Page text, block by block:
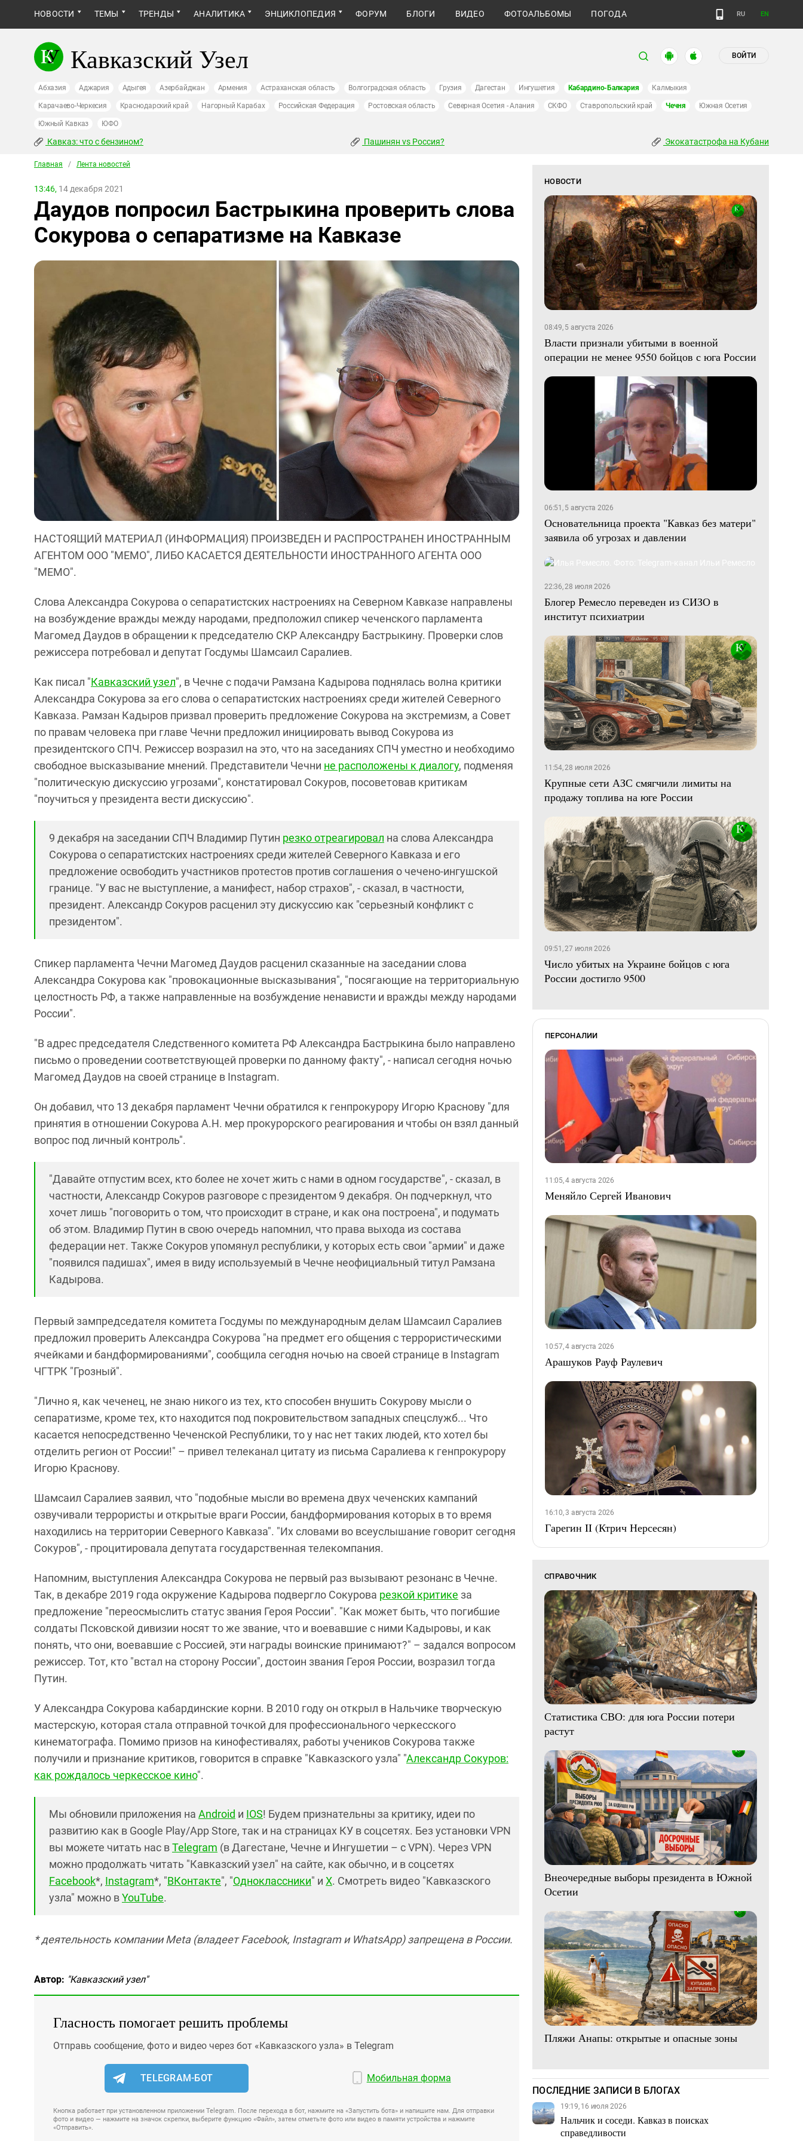
НОВОСТИ ТЕМЫ ТРЕНДЫ АНАЛИТИКА ЭНЦИКЛОПЕДИЯ ФОРУМ БЛОГИ ВИДЕО ФОТОАЛЬБОМЫ ПОГОДА RU EN
Кавказский Узел ВОЙТИ
Абхазия Аджария Адыгея Азербайджан Армения Астраханская область Волгоградская область Грузия Дагестан Ингушетия Кабардино-Балкария Калмыкия
Карачаево-Черкесия Краснодарский край Нагорный Карабах Российская Федерация Ростовская область Северная Осетия - Алания СКФО Ставропольский край Чечня Южная Осетия
Южный Кавказ ЮФО
Кавказ: что с бензином? Пашинян vs Россия? Экокатастрофа на Кубани
Главная / Лента новостей
13:46, 14 декабря 2021
Даудов попросил Бастрыкина проверить слова
Сокурова о сепаратизме на Кавказе
НАСТОЯЩИЙ МАТЕРИАЛ (ИНФОРМАЦИЯ) ПРОИЗВЕДЕН И РАСПРОСТРАНЕН ИНОСТРАННЫМ
АГЕНТОМ ООО "МЕМО", ЛИБО КАСАЕТСЯ ДЕЯТЕЛЬНОСТИ ИНОСТРАННОГО АГЕНТА ООО
"МЕМО".
Слова Александра Сокурова о сепаратистских настроениях на Северном Кавказе направлены
на возбуждение вражды между народами, предположил спикер чеченского парламента
Магомед Даудов в обращении к председателю СКР Александру Бастрыкину. Проверки слов
режиссера потребовал и депутат Госдумы Шамсаил Саралиев.
Как писал "Кавказский узел", в Чечне с подачи Рамзана Кадырова поднялась волна критики
Александра Сокурова за его слова о сепаратистских настроениях среди жителей Северного
Кавказа. Рамзан Кадыров призвал проверить предложение Сокурова на экстремизм, а Совет
по правам человека при главе Чечни предложил инициировать вывод Сокурова из
президентского СПЧ. Режиссер возразил на это, что на заседаниях СПЧ уместно и необходимо
свободное высказывание мнений. Представители Чечни не расположены к диалогу, подменяя
"политическую дискуссию угрозами", констатировал Сокуров, посоветовав критикам
"поучиться у президента вести дискуссию".
9 декабря на заседании СПЧ Владимир Путин резко отреагировал на слова Александра
Сокурова о сепаратистских настроениях среди жителей Северного Кавказа и его
предложение освободить участников протестов против соглашения о чечено-ингушской
границе. "У вас не выступление, а манифест, набор страхов", - сказал, в частности,
президент. Александр Сокуров расценил эту дискуссию как "серьезный конфликт с
президентом".
Спикер парламента Чечни Магомед Даудов расценил сказанные на заседании слова
Александра Сокурова как "провокационные высказывания", "посягающие на территориальную
целостность РФ, а также направленные на возбуждение ненависти и вражды между народами
России".
"В адрес председателя Следственного комитета РФ Александра Бастрыкина было направлено
письмо о проведении соответствующей проверки по данному факту", - написал сегодня ночью
Магомед Даудов на своей странице в Instagram.
Он добавил, что 13 декабря парламент Чечни обратился к генпрокурору Игорю Краснову "для
принятия в отношении Сокурова А.Н. мер прокурорского реагирования и чтобы он взял данный
вопрос под личный контроль".
"Давайте отпустим всех, кто более не хочет жить с нами в одном государстве", - сказал, в
частности, Александр Сокуров разговоре с президентом 9 декабря. Он подчеркнул, что
хочет лишь "поговорить о том, что происходит в стране, и как она построена", и подумать
об этом. Владимир Путин в свою очередь напомнил, что права выхода из состава
федерации нет. Также Сокуров упомянул республики, у которых есть свои "армии" и даже
"появился падишах", имея в виду используемый в Чечне неофициальный титул Рамзана
Кадырова.
Первый зампредседателя комитета Госдумы по международным делам Шамсаил Саралиев
предложил проверить Александра Сокурова "на предмет его общения с террористическими
ячейками и бандформированиями", сообщила сегодня ночью на своей странице в Instagram
ЧГТРК "Грозный".
"Лично я, как чеченец, не знаю никого из тех, кто способен внушить Сокурову мысли о
сепаратизме, кроме тех, кто находится под покровительством западных спецслужб... Что
касается непосредственно Чеченской Республики, то у нас нет таких людей, кто хотел бы
отделить регион от России!" – привел телеканал цитату из письма Саралиева к генпрокурору
Игорю Краснову.
Шамсаил Саралиев заявил, что "подобные мысли во времена двух чеченских кампаний
озвучивали террористы и открытые враги России, бандформирования которых в то время
находились на территории Северного Кавказа". "Их словами во всеуслышание говорит сегодня
Сокуров", - процитировала депутата государственная телекомпания.
Напомним, выступления Александра Сокурова не первый раз вызывают резонанс в Чечне.
Так, в декабре 2019 года окружение Кадырова подвергло Сокурова резкой критике за
предложение "переосмыслить статус звания Героя России". "Как может быть, что погибшие
солдаты Псковской дивизии носят то же звание, что и воевавшие с ними Кадыровы, и как
понять, что они, воевавшие с Россией, эти награды воинские принимают?" – задался вопросом
режиссер. Тот, кто "встал на сторону России", достоин звания Героя России, возразил тогда
Путин.
У Александра Сокурова кабардинские корни. В 2010 году он открыл в Нальчике творческую
мастерскую, которая стала отправной точкой для профессионального черкесского
кинематографа. Помимо призов на кинофестивалях, работы учеников Сокурова также
получили и признание критиков, говорится в справке "Кавказского узла" "Александр Сокуров:
как рождалось черкесское кино".
Мы обновили приложения на Android и IOS! Будем признательны за критику, идеи по
развитию как в Google Play/App Store, так и на страницах КУ в соцсетях. Без установки VPN
вы можете читать нас вTelegram (в Дагестане, Чечне и Ингушетии – с VPN). Через VPN
можно продолжать читать "Кавказский узел" на сайте, как обычно, и в соцсетях
Facebook*, Instagram*, "ВКонтакте", "Одноклассники" и X. Смотреть видео "Кавказского
узла" можно вYouTube.
* деятельность компании Meta (владеет Facebook, Instagram и WhatsApp) запрещена в России.
Автор: "Кавказский узел"
Гласность помогает решить проблемы
Отправь сообщение, фото и видео через бот «Кавказского узла» в Telegram
TELEGRAM-БОТ Мобильная форма
Кнопка работает при установленном приложении Telegram. После перехода в бот, нажмите на «Запустить бота» и напишите нам. Для отправки
фото и видео — нажмите на значок скрепки, выберите функцию «Файл», затем отметьте фото или видео в памяти устройства и нажмите
«Отправить».
НОВОСТИ
08:49, 5 августа 2026
Власти признали убитыми в военной
операции не менее 9550 бойцов с юга России
06:51, 5 августа 2026
Основательница проекта "Кавказ без матери"
заявила об угрозах и давлении
22:36, 28 июля 2026
Блогер Ремесло переведен из СИЗО в
институт психиатрии
11:54, 28 июля 2026
Крупные сети АЗС смягчили лимиты на
продажу топлива на юге России
09:51, 27 июля 2026
Число убитых на Украине бойцов с юга
России достигло 9500
ПЕРСОНАЛИИ
11:05, 4 августа 2026
Меняйло Сергей Иванович
10:57, 4 августа 2026
Арашуков Рауф Раулевич
16:10, 3 августа 2026
Гарегин II (Ктрич Нерсесян)
СПРАВОЧНИК
Статистика СВО: для юга России потери
растут
Внеочередные выборы президента в Южной
Осетии
Пляжи Анапы: открытые и опасные зоны
ПОСЛЕДНИЕ ЗАПИСИ В БЛОГАХ
19:19, 16 июля 2026
Нальчик и соседи. Кавказ в поисках
справедливости